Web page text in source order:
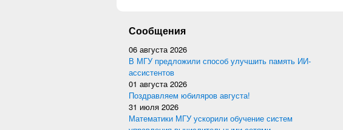
Сообщения
06 августа 2026
В МГУ предложили способ улучшить память ИИ-
ассистентов
01 августа 2026
Поздравляем юбиляров августа!
31 июля 2026
Математики МГУ ускорили обучение систем